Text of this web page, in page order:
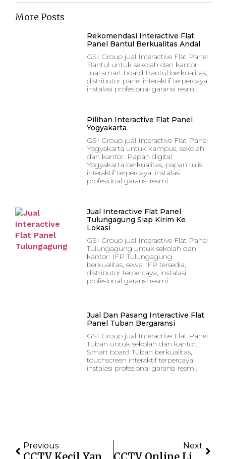
More Posts
Rekomendasi Interactive Flat
Panel Bantul Berkualitas Andal
GSI Group jual Interactive Flat Panel
Bantul untuk sekolah dan kantor.
Jual smart board Bantul berkualitas,
distributor panel interaktif terpercaya,
instalasi profesional garansi resmi.
Pilihan Interactive Flat Panel
Yogyakarta
GSI Group jual Interactive Flat Panel
Yogyakarta untuk kampus, sekolah,
dan kantor. Papan digital
Yogyakarta berkualitas, papan tulis
interaktif terpercaya, instalasi
profesional garansi resmi.
Jual Interactive Flat Panel
Tulungagung Siap Kirim Ke
Lokasi
GSI Group jual Interactive Flat Panel
Tulungagung untuk sekolah dan
kantor. IFP Tulungagung
berkualitas, sewa IFP tersedia,
distributor terpercaya, instalasi
profesional garansi resmi.
Jual Dan Pasang Interactive Flat
Panel Tuban Bergaransi
GSI Group jual Interactive Flat Panel
Tuban untuk sekolah dan kantor.
Smart board Tuban berkualitas,
touchscreen interaktif terpercaya,
instalasi profesional garansi resmi.
Previous Next